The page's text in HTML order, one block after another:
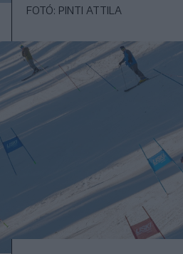
FOTÓ: PINTI ATTILA